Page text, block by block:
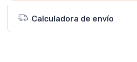
Calculadora de envío